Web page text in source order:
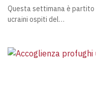
Questa settimana è
ucraini ospiti del…